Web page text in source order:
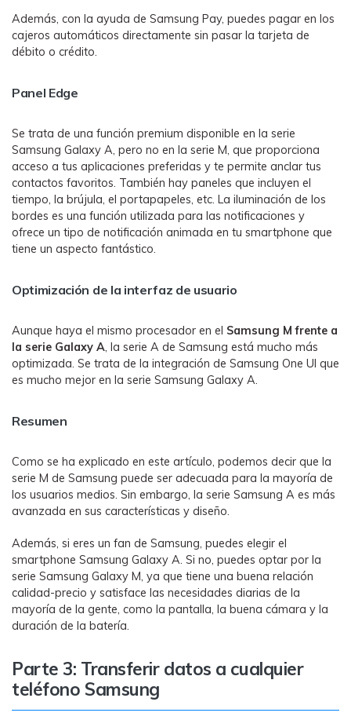
Además, con la ayuda de Samsung Pay, puedes pagar en los
cajeros automáticos directamente sin pasar la tarjeta de
débito o crédito.
Panel Edge
Se trata de una función premium disponible en la serie
Samsung Galaxy A, pero no en la serie M, que proporciona
acceso a tus aplicaciones preferidas y te permite anclar tus
contactos favoritos. También hay paneles que incluyen el
tiempo, la brújula, el portapapeles, etc. La iluminación de los
bordes es una función utilizada para las notificaciones y
ofrece un tipo de notificación animada en tu smartphone que
tiene un aspecto fantástico.
Optimización de la interfaz de usuario
Aunque haya el mismo procesador en el Samsung M frente a
la serie Galaxy A, la serie A de Samsung está mucho más
optimizada. Se trata de la integración de Samsung One UI que
es mucho mejor en la serie Samsung Galaxy A.
Resumen
Como se ha explicado en este artículo, podemos decir que la
serie M de Samsung puede ser adecuada para la mayoría de
los usuarios medios. Sin embargo, la serie Samsung A es más
avanzada en sus características y diseño.
Además, si eres un fan de Samsung, puedes elegir el
smartphone Samsung Galaxy A. Si no, puedes optar por la
serie Samsung Galaxy M, ya que tiene una buena relación
calidad-precio y satisface las necesidades diarias de la
mayoría de la gente, como la pantalla, la buena cámara y la
duración de la batería.
Parte 3: Transferir datos a cualquier
teléfono Samsung